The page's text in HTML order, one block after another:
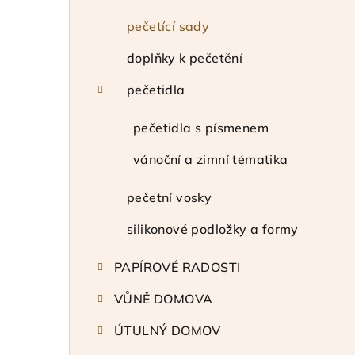
pečetící sady
doplňky k pečetění
pečetidla
pečetidla s písmenem
vánoční a zimní tématika
pečetní vosky
silikonové podložky a formy
PAPÍROVÉ RADOSTI
VŮNĚ DOMOVA
ÚTULNÝ DOMOV